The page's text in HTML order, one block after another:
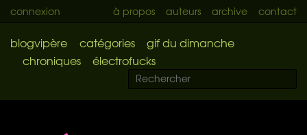
connexion à propos auteurs archive contact
blogvipère catégories
gif du dimanche
chroniques
électrofucks